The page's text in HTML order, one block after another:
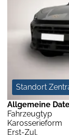
Standort
Allgemeine
Fahrzeugtyp
Karosserieform
Erst-Zul.